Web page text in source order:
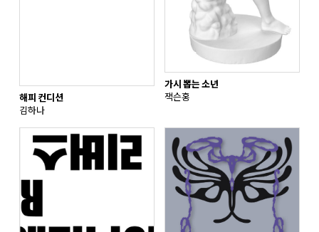
해피 컨디션
김하나
가시 뽑는 소년
잭슨홍